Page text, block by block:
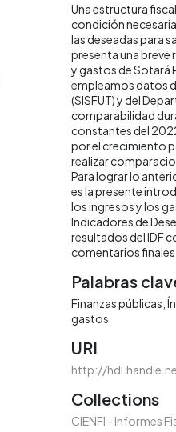
Una estructura
condición
las deseadas para
presenta una breve
y gastos de Sotará
empleamos datos
(SISFUT) y del
comparabilidad
constantes del
por el crecimiento
realizar
Para lograr lo
es la presente
los ingresos y los
Indicadores de
resultados del IDF
comentarios finales.
Palabras
Finanzas públicas
gastos
URI
http://
Collections
CIENFI - Informes